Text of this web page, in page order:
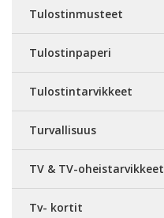
Tulostinmusteet
Tulostinpaperi
Tulostintarvikkeet
Turvallisuus
TV & TV-oheistarvikkeet
Tv- kortit